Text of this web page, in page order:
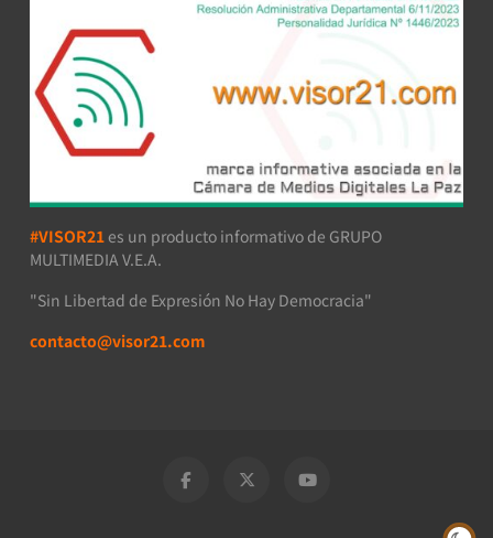
#VISOR21 es un producto informativo de GRUPO
MULTIMEDIA V.E.A.
"Sin Libertad de Expresión No Hay Democracia"
contacto@visor21.com